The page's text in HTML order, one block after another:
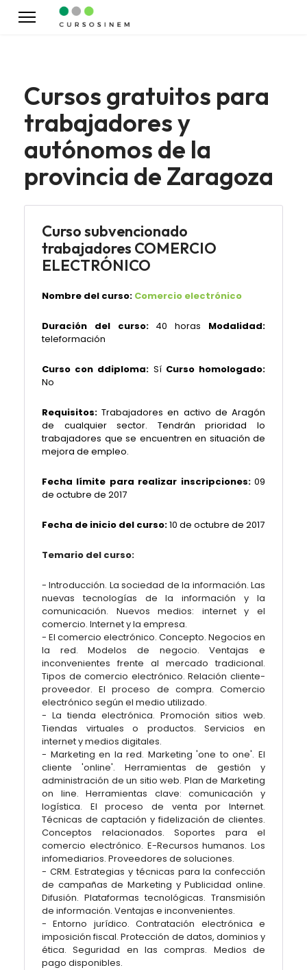
Cursos gratuitos para
trabajadores y
autónomos de la
provincia de Zaragoza
Curso subvencionado
trabajadores COMERCIO
ELECTRÓNICO
Nombre del curso: Comercio electrónico
Duración del curso:40 horas Modalidad:
teleformación
Curso con ddiploma: Sí Curso homologado:
No
Requisitos:Trabajadores en activo de Aragón
de cualquier sector. Tendrán prioridad lo
trabajadores que se encuentren en situación de
mejora de empleo.
Fecha límite para realizar inscripciones:09
de octubre de 2017
Fecha de inicio del curso:10 de octubre de 2017
Temario del curso:
- Introducción. La sociedad de la información. Las
nuevas tecnologías de la información y la
comunicación. Nuevos medios: internet y el
comercio. Internet y la empresa.
- El comercio electrónico. Concepto. Negocios en
la red. Modelos de negocio. Ventajas e
inconvenientes frente al mercado tradicional.
Tipos de comercio electrónico. Relación cliente-
proveedor. El proceso de compra. Comercio
electrónico según el medio utilizado.
- La tienda electrónica. Promoción sitios web.
Tiendas virtuales o productos. Servicios en
internet y medios digitales.
- Marketing en la red. Marketing 'one to one'. El
cliente 'online'. Herramientas de gestión y
administración de un sitio web. Plan de Marketing
on line. Herramientas clave: comunicación y
logística. El proceso de venta por Internet.
Técnicas de captación y fidelización de clientes.
Conceptos relacionados. Soportes para el
comercio electrónico. E-Recursos humanos. Los
infomediarios. Proveedores de soluciones.
- CRM. Estrategias y técnicas para la confección
de campañas de Marketing y Publicidad online.
Difusión. Plataformas tecnológicas. Transmisión
de información. Ventajas e inconvenientes.
- Entorno jurídico. Contratación electrónica e
imposición fiscal. Protección de datos, dominios y
ética. Seguridad en las compras. Medios de
pago disponibles.